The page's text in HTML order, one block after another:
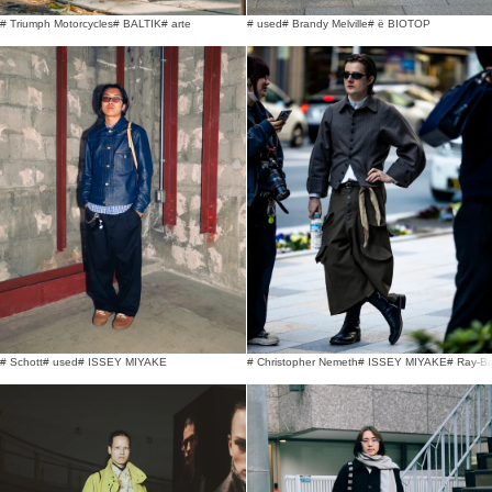
# Triumph Motorcycles# BALTIK# arte # used# Brandy Melville# ë BIOTOP
# Schott# used# ISSEY MIYAKE # Christopher Nemeth# ISSEY MIYAKE# Ray-